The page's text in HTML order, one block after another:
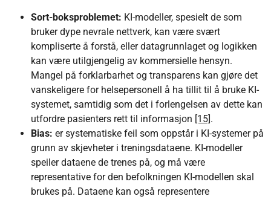
Sort-boksproblemet: KI-modeller, spesielt de som
bruker dype nevrale nettverk, kan være svært
kompliserte å forstå, eller datagrunnlaget og logikken
kan være utilgjengelig av kommersielle hensyn.
Mangel på forklarbarhet og transparens kan gjøre det
vanskeligere for helsepersonell å ha tillit til å bruke KI-
systemet, samtidig som det i forlengelsen av dette kan
utfordre pasienters rett til informasjon [15].
Bias:er systematiske feil som oppstår i KI-systemer på
grunn av skjevheter i treningsdataene. KI-modeller
speiler dataene de trenes på, og må være
representative for den befolkningen KI-modellen skal
brukes på. Dataene kan også representere